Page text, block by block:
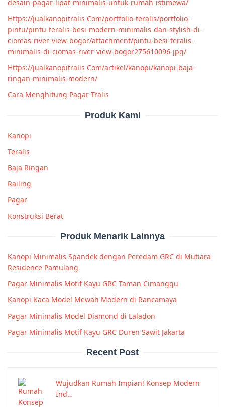
desain-pagar-lipat-minimalis-untuk-rumah-istimewa/
Https://jualkanopitralis Com/portfolio-teralis/portfolio-
pintu/pintu-teralis-besi-modern-minimalis-dan-stylish-di-
ciomas-river-view-bogor/attachment/pintu-besi-teralis-
minimalis-di-ciomas-river-view-bogor275610096-jpg/
Https://jualkanopitralis Com/artikel/kanopi/kanopi-baja-
ringan-minimalis-modern/
Cara Menghitung Pagar Tralis
Produk Kami
Kanopi
Teralis
Baja Ringan
Railing
Pagar
Konstruksi Berat
Produk Menarik Lainnya
Kanopi Minimalis Spandek dengan Peredam GRC di Mutiara
Residence Pamulang
Pagar Minimalis Motif Kayu GRC Taman Cimanggu
Kanopi Kaca Model Mewah Modern di Rancamaya
Pagar Minimalis Model Diamond di Laladon
Pagar Minimalis Motif Kayu GRC Duren Sawit Jakarta
Recent Post
Wujudkan Rumah Impian! Konsep Modern
Ind…